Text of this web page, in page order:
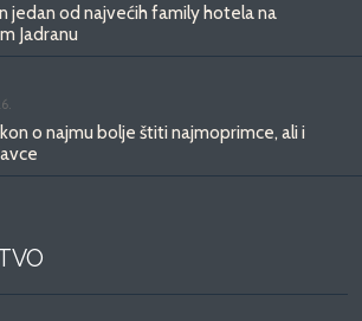
jedan od najvećih family hotela na
Jadranu
o najmu bolje štiti najmoprimce, ali i